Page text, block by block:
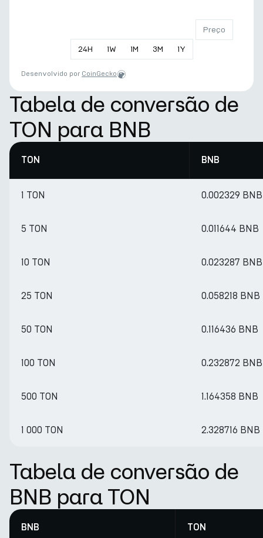
24H 1W 1M 3M 1Y
Preço
Desenvolvido por CoinGecko
Tabela de conversão de
TON para BNB
TON BNB
1 TON 0.002329 BNB
5 TON 0.011644 BNB
10 TON 0.023287 BNB
25 TON 0.058218 BNB
50 TON 0.116436 BNB
100 TON 0.232872 BNB
500 TON 1.164358 BNB
1 000 TON 2.328716 BNB
Tabela de conversão de
BNB para TON
BNB TON